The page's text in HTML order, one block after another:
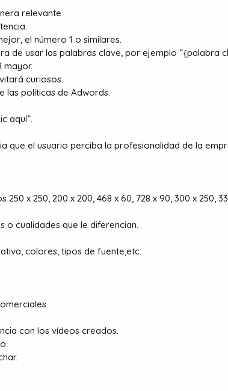
relevante.
el número 1 o similares.
de usar las palabras clave, por ejemplo “{palabra
mayor.
curiosos.
las políticas de Adwords.
aquí”.
que el usuario perciba la profesionalidad de la
x 250, 200 x 200, 468 x 60, 728 x 90, 300 x 250,
o cualidades que le diferencian.
colores, tipos de fuente,etc.
con los vídeos creados.